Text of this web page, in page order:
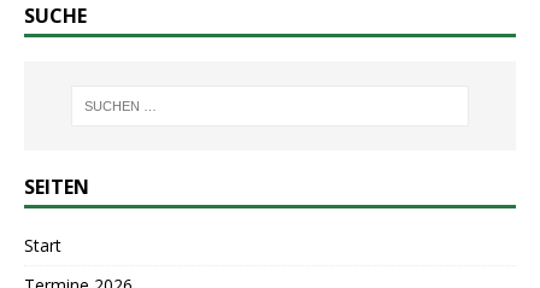
SUCHE
SEITEN
Start